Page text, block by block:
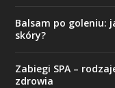
Balsam po goleniu:
skóry?
Zabiegi SPA –
zdrowia